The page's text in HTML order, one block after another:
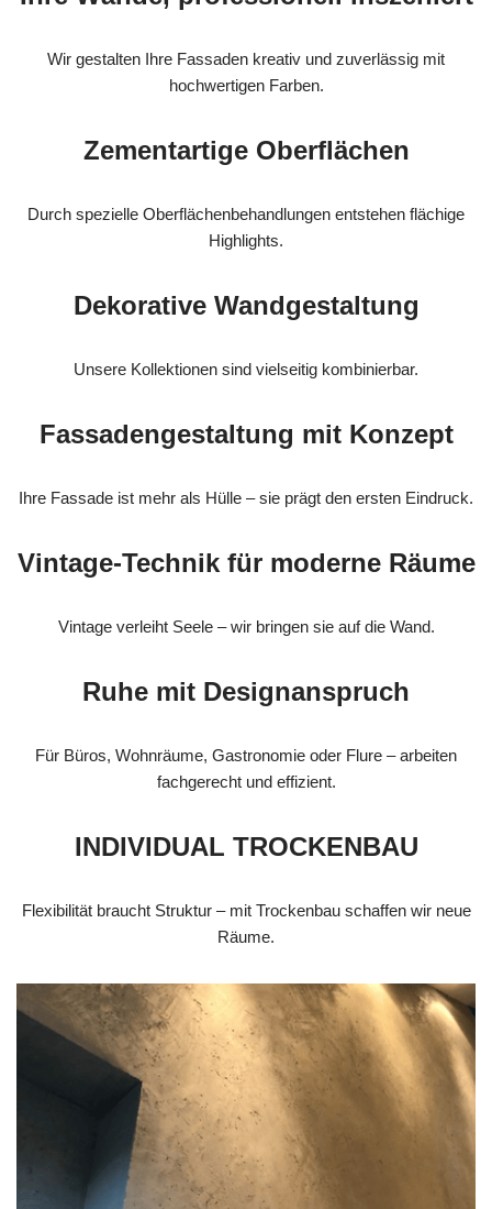
Wir gestalten Ihre Fassaden kreativ und zuverlässig mit
hochwertigen Farben.
Zementartige Oberflächen
Durch spezielle Oberflächenbehandlungen entstehen flächige
Highlights.
Dekorative Wandgestaltung
Unsere Kollektionen sind vielseitig kombinierbar.
Fassadengestaltung mit Konzept
Ihre Fassade ist mehr als Hülle – sie prägt den ersten Eindruck.
Vintage-Technik für moderne Räume
Vintage verleiht Seele – wir bringen sie auf die Wand.
Ruhe mit Designanspruch
Für Büros, Wohnräume, Gastronomie oder Flure – arbeiten
fachgerecht und effizient.
INDIVIDUAL TROCKENBAU
Flexibilität braucht Struktur – mit Trockenbau schaffen wir neue
Räume.